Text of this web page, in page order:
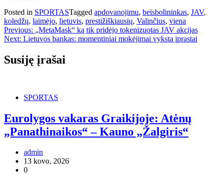
Posted in SPORTASTagged apdovanojimu, beisbolininkas, JAV,
koledžų, laimėjo, lietuvis, prestižiškiausių, Valinčius, viena
Navigacija
tarp
įrašų
Previous: „MetaMask“ ką tik pridėjo tokenizuotas JAV akcijas
Next: Lietuvos bankas: momentiniai mokėjimai vyksta įprastai
Susiję įrašai
SPORTAS
Eurolygos vakaras Graikijoje: Atėnų
„Panathinaikos“ – Kauno „Žalgiris“
admin
13 kovo, 2026
0